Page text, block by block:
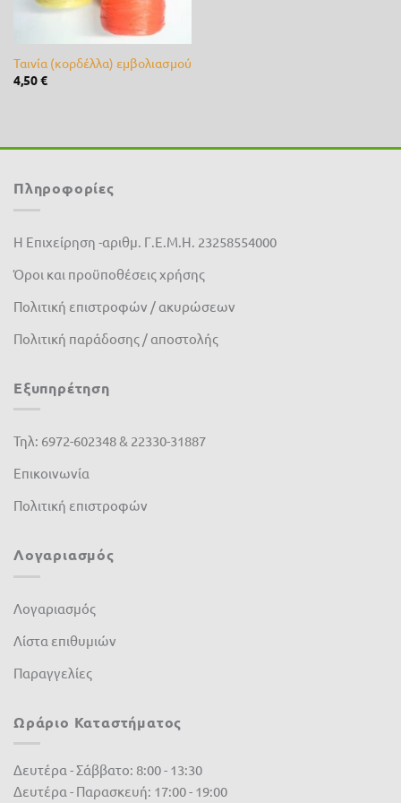
RASER(0)
Rayovac (0)
Samurai(0)
SEMINIS (0)
Shark (0)
SIAMIDIS (0)
Spring (0)
Vioryl
vitase(0)
VYR
Waterlogic (0)
Βιολογικά(0)
Ταινία (κορδέλλα) εμβολιασμού
4,50€
Πληροφορίες
Η Επιχείρηση -αριθμ. Γ.Ε.Μ.Η. 23258554000
Όροι και προϋποθέσεις χρήσης
Πολιτική επιστροφών / ακυρώσεων
Πολιτική παράδοσης / αποστολής
Εξυπηρέτηση
Τηλ: 6972-602348 & 22330-31887
Επικοινωνία
Πολιτική επιστροφών
Λογαριασμός
Λογαριασμός
Λίστα επιθυμιών
Παραγγελίες
Ωράριο Καταστήματος
Δευτέρα - Σάββατο: 8:00 - 13:30
Δευτέρα - Παρασκευή: 17:00 - 19:00